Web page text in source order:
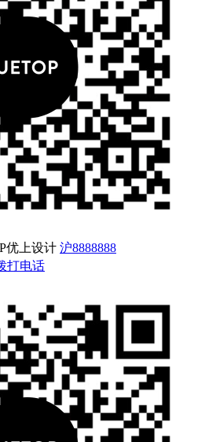
优上设计 沪8888888
打电话